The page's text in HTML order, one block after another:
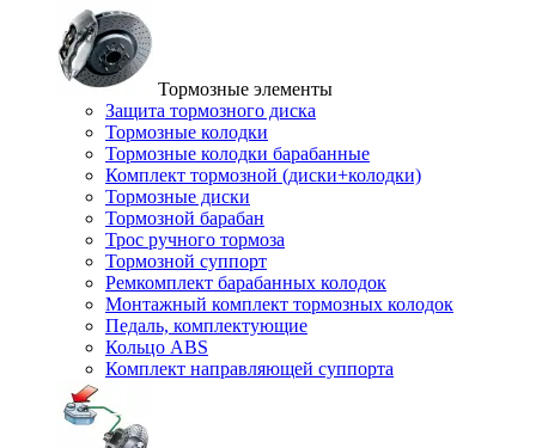
Тормозные элементы
Защита тормозного диска
Тормозные колодки
Тормозные колодки барабанные
Комплект тормозной (диски+колодки)
Тормозные диски
Тормозной барабан
Трос ручного тормоза
Тормозной суппорт
Ремкомплект барабанных колодок
Монтажный комплект тормозных колодок
Педаль, комплектующие
Кольцо ABS
Комплект направляющей суппорта